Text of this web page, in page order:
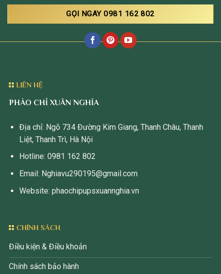
GỌI NGAY 0981 162 802
LIÊN HỆ
PHÀO CHỈ XUÂN NGHĨA
Địa chỉ: Ngõ 734 Đường Kim Giang, Thanh Châu, Thanh
Liệt, Thanh Trì, Hà Nội
Hotline: 0981 162 802
Email: Nghiavu290195@gmail.com
Website: phaochipupsxuannghia.vn
CHÍNH SÁCH
Điều kiện & Điều khoản
Chính sách bảo hành